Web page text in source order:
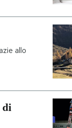
allo
di